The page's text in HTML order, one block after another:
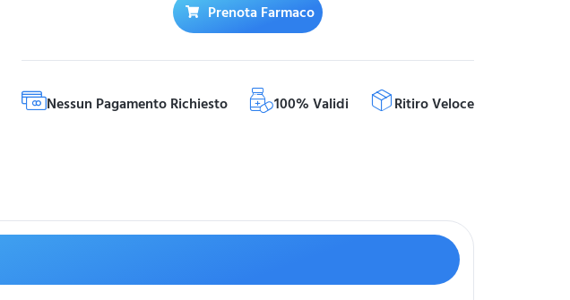
Prenota Farmaco
Nessun Pagamento Richiesto 100% Validi Ritiro Veloce